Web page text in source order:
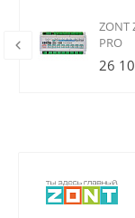
ZONT
PRO
26